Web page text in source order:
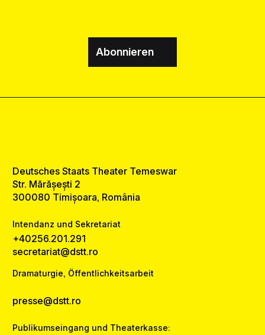
Abonnieren
Deutsches Staats Theater Temeswar
Str. Mărășești 2
300080 Timișoara, România
Intendanz und Sekretariat
+40256.201.291
secretariat@dstt.ro
Dramaturgie, Öffentlichkeitsarbeit
presse@dstt.ro
Publikumseingang und Theaterkasse: